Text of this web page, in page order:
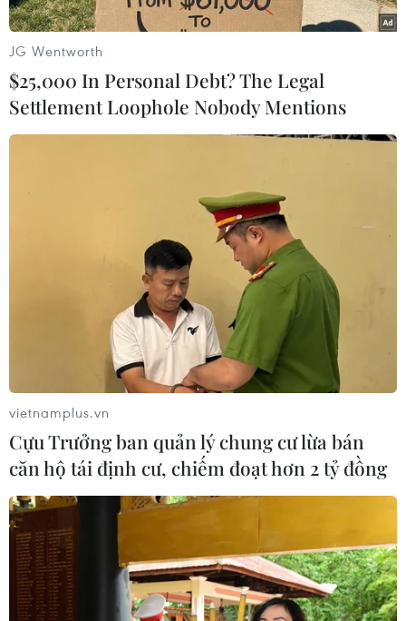
Hải quân Nga tập trận bảo vệ tuyến hàng
Hạm đội Thái Bình Dương của Nga huy động khoảng
10.000 quân nhân và hơn 50 loại trang thiết bị quân sự
tham gia cuộc diễn tập phòng thủ chiến đấu ở các vùng
biển Chukchi và Bering.
JG Wentworth
$25,000 In Personal Debt? The Legal
Settlement Loophole Nobody Mentions
vietnamplus.vn
Cựu Trưởng ban quản lý chung cư lừa bán
căn hộ tái định cư, chiếm đoạt hơn 2 tỷ đồng